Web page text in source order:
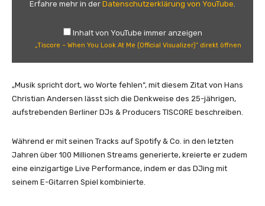
e
n
Y
Erfahre mehr in der Datenschutzerklärung von YouTube.
Inhalt von YouTube immer anzeigen
„Tiscore – When You Look At Me (Official Visualizer)“ direkt öffnen
„Musik spricht dort, wo Worte fehlen“, mit diesem Zitat von Hans
Christian Andersen lässt sich die Denkweise des 25-jährigen,
aufstrebenden Berliner DJs & Producers TISCORE beschreiben.
Während er mit seinen Tracks auf Spotify & Co. in den letzten
Jahren über 100 Millionen Streams generierte, kreierte er zudem
eine einzigartige Live Performance, indem er das DJing mit
seinem E-Gitarren Spiel kombinierte.